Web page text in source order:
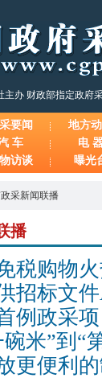
主办 财政部指定政府
要闻 地方
车 电
访谈 曝光
采新闻联播
播
税购物
招标文
例政采
米”到“
更便利